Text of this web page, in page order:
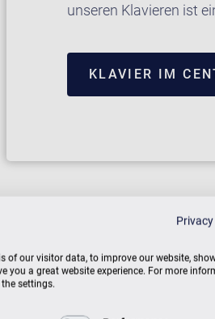
unseren Klavieren ist
KLAVIER IM
of our visitor data, to improve our website,
you a great website experience. For more
settings.